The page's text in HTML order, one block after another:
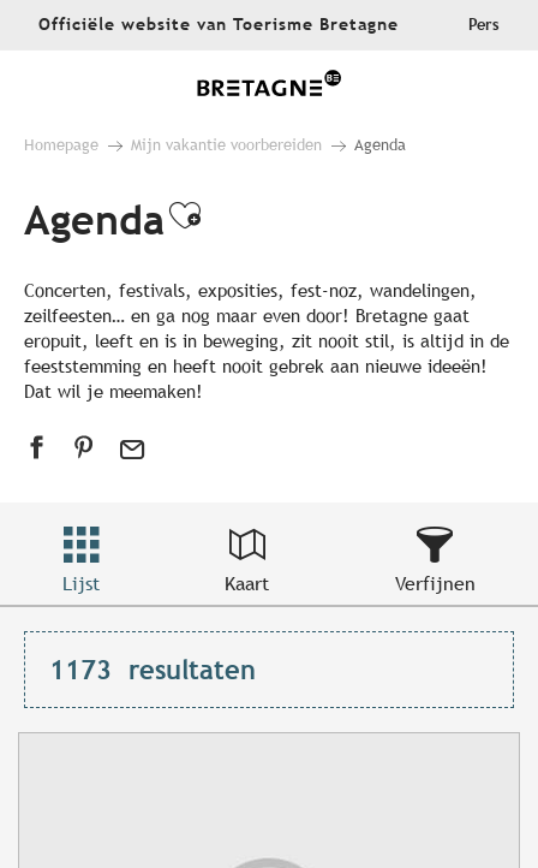
AllerOfficiële website van Toerisme Bretagne Pers
Homepage Mijn vakantie voorbereiden Agenda
AgendaAjouter aux favoris
Concerten, festivals, exposities, fest-noz, wandelingen,
zeilfeesten… en ga nog maar even door! Bretagne gaat
eropuit, leeft en is in beweging, zit nooit stil, is altijd in de
feeststemming en heeft nooit gebrek aan nieuwe ideeën!
Dat wil je meemaken!
Lijst Kaart Verfijnen
1173 resultaten